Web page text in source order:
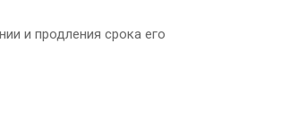
и продления срока его